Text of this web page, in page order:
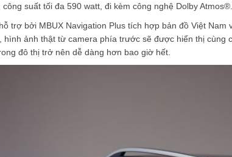
suất tối đa 590 watt, đi kèm công nghệ Dolby Atmos®.
trợ bởi MBUX Navigation Plus tích hợp bản đồ Việt Nam
hình ảnh thật từ camera phía trước sẽ được hiển thị cùng
đô thị trở nên dễ dàng hơn bao giờ hết.